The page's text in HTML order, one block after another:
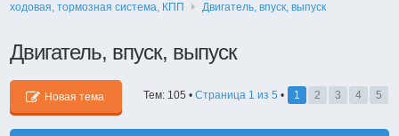
ходовая, тормозная система, КПП
Двигатель, впуск, выпуск
Двигатель, впуск, выпуск
Новая тема Тем: 105 • Страница 1 из 5 • 1 2 3 4 5